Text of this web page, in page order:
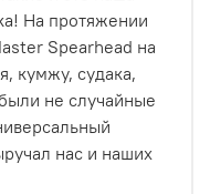
На протяжении
Spearhead на
кумжу, судака,
не случайные
нас и наших